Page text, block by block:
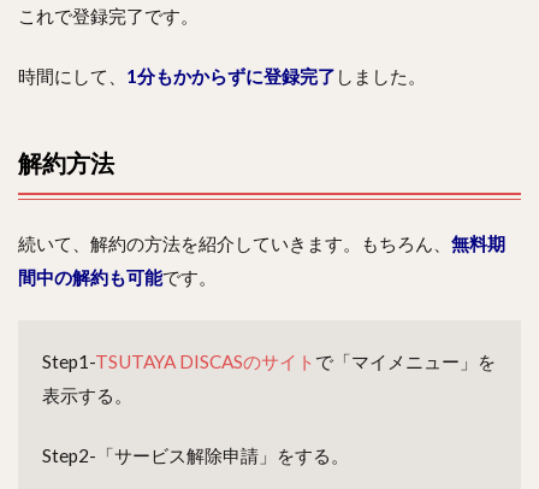
これで登録完了です。
時間にして、 1分もかからずに登録完了 しました。
解約方法
続いて、解約の方法を紹介していきます。もちろん、 無料期
間中の解約も可能です。
Step1-TSUTAYA DISCASのサイト で「マイメニュー」を
表示する。
Step2-「サービス解除申請」をする。